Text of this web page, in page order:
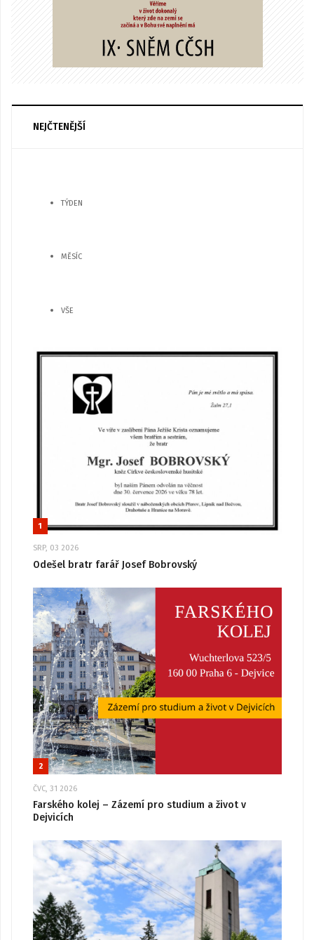
NEJČTENĚJŠÍ
TÝDEN
MĚSÍC
VŠE
1
SRP, 03 2026
Odešel bratr farář Josef Bobrovský
2
ČVC, 31 2026
Farského kolej – Zázemí pro studium a život v
Dejvicích